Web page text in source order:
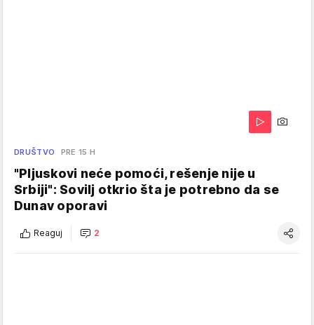
DRUŠTVO PRE 15 H
"Pljuskovi neće pomoći, rešenje nije u
Srbiji": Sovilj otkrio šta je potrebno da se
Dunav oporavi
Reaguj 2